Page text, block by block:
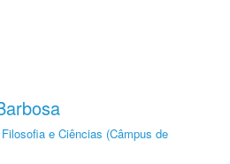
e Ciências (Câmpus de